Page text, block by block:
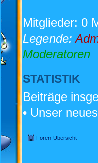
Mitglieder: 0
Legende:
Moderatoren
STATISTIK
Beiträge
• Unser
Foren-Übersicht